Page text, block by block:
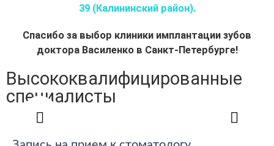
39 (Калининский район).
Спасибо за выбор клиники имплантации зубов
доктора Василенко в Санкт-Петербурге!
Высококвалифицированные
специалисты